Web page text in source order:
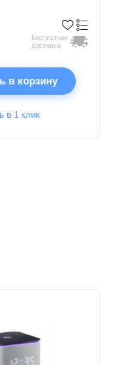
Бесплатная
доставка
в корзину
в 1 клик